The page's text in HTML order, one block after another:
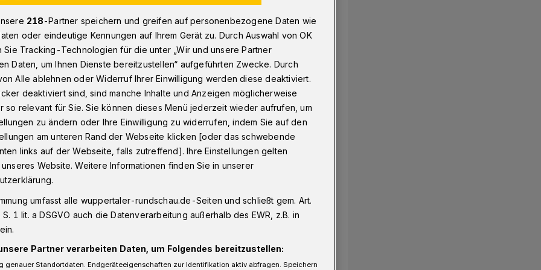
am Samstag für Wuppertaler Original Peter Held
Gedöns!
Barmer Werth ein Denkmal für das
alias Peter Held (1886-1953)
feiern Fans und Freunde an der vom
Figur ein kleines Fest. Das „Husch
(11. Mai 2019) um 10.30 Uhr.
218-Partner speichern und greifen auf personenbezogene Daten wie
oder eindeutige Kennungen auf Ihrem Gerät zu. Durch Auswahl von OK
Sie Tracking-Technologien für die unter „Wir und unsere Partner
Daten, um Ihnen Dienste bereitzustellen“ aufgeführten Zwecke. Durch
Alle ablehnen oder Widerruf Ihrer Einwilligung werden diese deaktiviert.
deaktiviert sind, sind manche Inhalte und Anzeigen möglicherweise
so relevant für Sie. Sie können dieses Menü jederzeit wieder aufrufen, um
zu ändern oder Ihre Einwilligung zu widerrufen, indem Sie auf den
am unteren Rand der Webseite klicken [oder das schwebende
links auf der Webseite, falls zutreffend]. Ihre Einstellungen gelten
Website. Weitere Informationen finden Sie in unserer
umfasst alle wuppertaler-rundschau.de-Seiten und schließt gem. Art.
1 lit. a DSGVO auch die Datenverarbeitung außerhalb des EWR, z.B. in
Partner verarbeiten Daten, um Folgendes bereitzustellen:
genauer Standortdaten. Endgeräteeigenschaften zur Identifikation aktiv abfragen. Speichern